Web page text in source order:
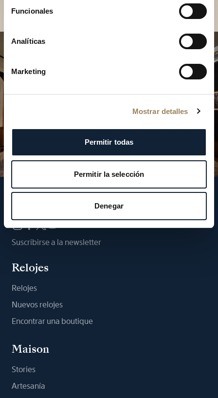
Funcionales
Analíticas
Marketing
Mostrar detalles
Permitir todas
Permitir la selección
Denegar
Suscribirse a la newsletter
Relojes
Relojes
Nuevos relojes
Encontrar una boutique
Maison
Stories
Artesanía